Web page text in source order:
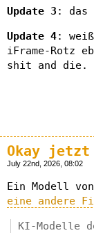
Update 3 :
Update 4:
iFrame-Rotz
shit and die.
Okay
July 22nd, 2026, 08:02
Ein Modell
eine andere
KI-Modelle